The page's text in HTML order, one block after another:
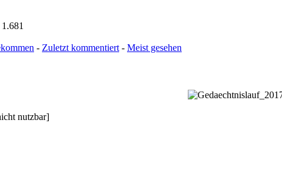
- Zuletzt kommentiert- Meist gesehen
nutzbar]